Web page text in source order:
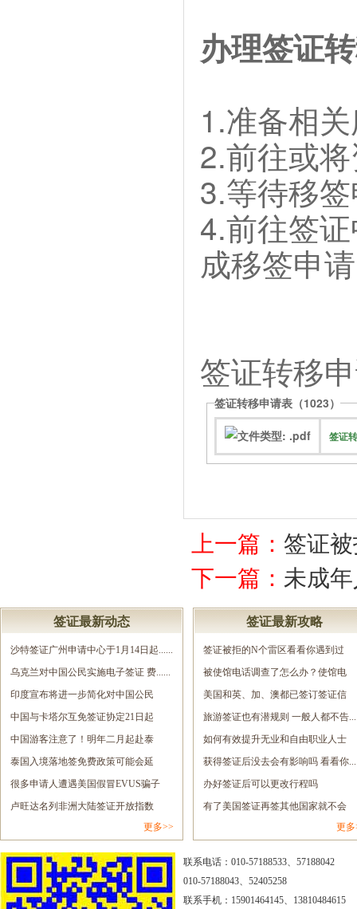
办理签证
1.准备相
2.前往或
3.等待移
4.前往签
成移签申
签证转移
签证转移申请表（1023）
签证
上一篇： 签证
下一篇： 未成
签证最新动态
沙特签证广州申请中心于1月14日起......
乌克兰对中国公民实施电子签证 费......
印度宣布将进一步简化对中国公民
签......
中国与卡塔尔互免签证协定21日起
正......
中国游客注意了！明年二月起赴泰
旅......
泰国入境落地签免费政策可能会延
长......
很多申请人遭遇美国假冒EVUS骗子
网......
卢旺达名列非洲大陆签证开放指数
更多>>
签证最新攻略
签证被拒的N个雷区看看你遇到过
几......
被使馆电话调查了怎么办？使馆电
调......
美国和英、加、澳都已签订签证信
息......
旅游签证也有潜规则 一般人都不告
如何有效提升无业和自由职业人士
的......
获得签证后没去会有影响吗 看看你
办好签证后可以更改行程吗
有了美国签证再签其他国家就不会
更多
联系电话：010-57188533、57188042
010-57188043、52405258
联系手机：15901464145、13810484615